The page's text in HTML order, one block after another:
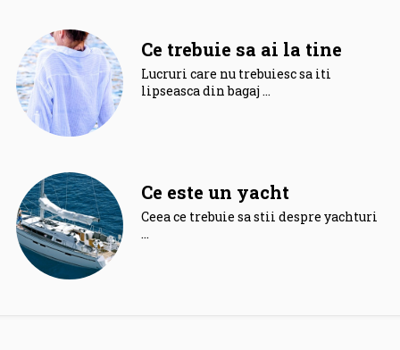
Ce trebuie sa ai la tine
Lucruri care nu trebuiesc sa iti
lipseasca din bagaj …
Ce este un yacht
Ceea ce trebuie sa stii despre yachturi.
…